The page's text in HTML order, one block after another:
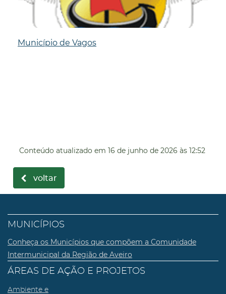
Município de Vagos
Conteúdo atualizado em 16 de junho de 2026 às 12:52
voltar
MUNICÍPIOS
Conheça os Municípios que compõem a Comunidade
Intermunicipal da Região de Aveiro
ÁREAS DE AÇÃO E PROJETOS
Ambiente e